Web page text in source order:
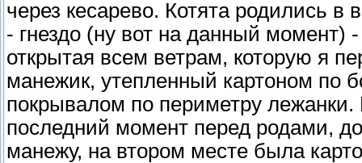
через кесарево. Котята родились в
- гнездо (ну вот на данный момент)
открытая всем ветрам, которую я
манежик, утепленный картоном по
покрывалом по периметру
последний момент перед родами,
манежу, на втором месте была